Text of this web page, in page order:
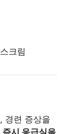
크림
경련 증상을